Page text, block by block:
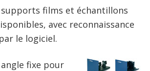
films et échantillons
avec reconnaissance
le logiciel.
fixe pour